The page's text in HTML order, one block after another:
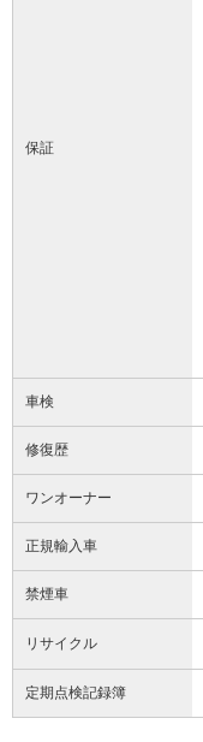
保証
車検
修復歴
ワンオーナー
正規輸入車
禁煙車
リサイクル
定期点検記録簿